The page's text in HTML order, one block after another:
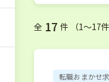
全 17 件 （1〜17件
転職おまかせ